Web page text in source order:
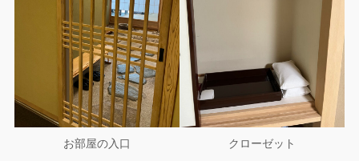
お部屋の入口 クローゼット